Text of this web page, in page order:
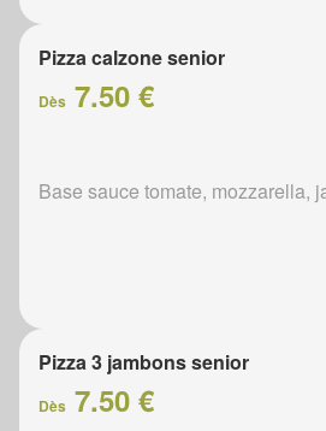
Pizza calzone senior
Dès 7.50 €
Base sauce tomate, mozzarella,
Pizza 3 jambons senior
Dès 7.50 €